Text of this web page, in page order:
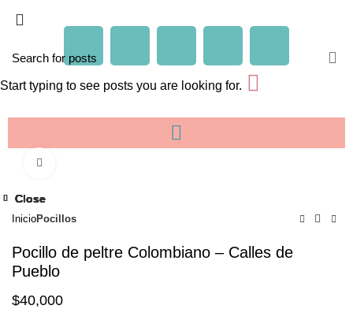
InicioPocillos
Pocillo de peltre Colombiano – Calles de
Pueblo
$40,000
Close
Close
Close
Close
Close
Close
Close
Close
Start typing to see posts you are looking for.